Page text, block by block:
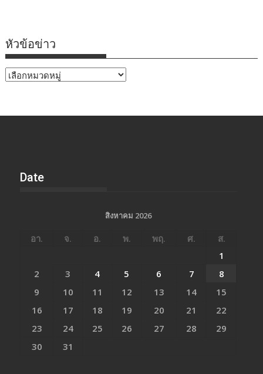
หัวข้อข่าว
หัวข้อ
Date
สิงหาคม 2026
อา. จ. อ. พ. พฤ. ศ.
ส.
1
2
3 4 5 6 7
8
9
10 11 12 13 14
15
16
17 18 19 20 21
22
23
24 25 26 27 28
29
30
31